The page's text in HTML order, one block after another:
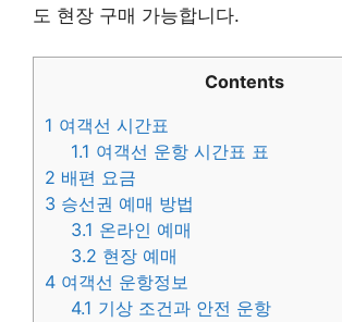
도 현장 구매 가능합니다.
Contents
1 여객선 시간표
1.1 여객선 운항 시간표 표
2 배편 요금
3 승선권 예매 방법
3.1 온라인 예매
3.2 현장 예매
4 여객선 운항정보
4.1 기상 조건과 안전 운항